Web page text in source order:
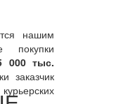
нашим
покупки
000 тыс.
заказчик
курьерских